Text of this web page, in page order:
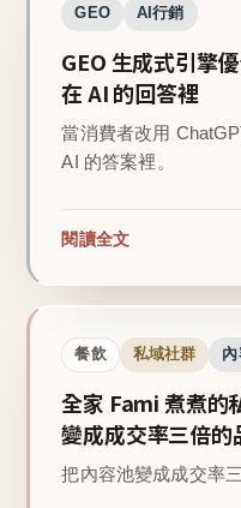
GEO AI行銷
GEO 生成式引擎
在 AI 的回答裡
當消費者改用
AI 的答案裡。
閱讀全文
餐飲 私域社群
全家 Fami 煮煮的
變成成交率三倍的
把內容池變成成交率